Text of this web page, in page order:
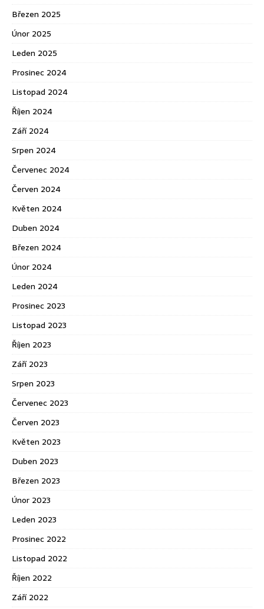
Březen 2025
Únor 2025
Leden 2025
Prosinec 2024
Listopad 2024
Říjen 2024
Září 2024
Srpen 2024
Červenec 2024
Červen 2024
Květen 2024
Duben 2024
Březen 2024
Únor 2024
Leden 2024
Prosinec 2023
Listopad 2023
Říjen 2023
Září 2023
Srpen 2023
Červenec 2023
Červen 2023
Květen 2023
Duben 2023
Březen 2023
Únor 2023
Leden 2023
Prosinec 2022
Listopad 2022
Říjen 2022
Září 2022